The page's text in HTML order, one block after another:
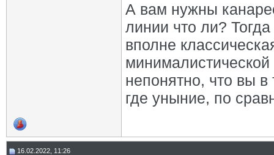
А вам нужны
линии что ли?
вполне
непонятно, что вы в
где уныние, по
16.02.2022, 11:26